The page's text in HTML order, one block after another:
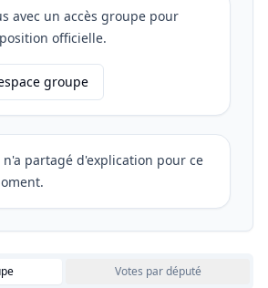
avec un accès groupe pour
officielle.
groupe
partagé d'explication pour ce
Votes par député